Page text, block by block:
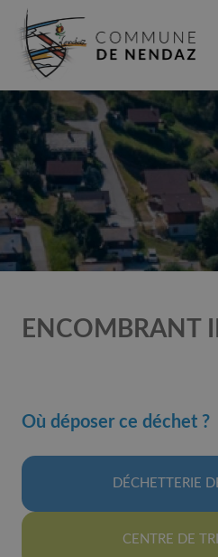
ENCOMBRANT
Où déposer ce déchet ?
DÉCHETTERIE
CENTRE DE